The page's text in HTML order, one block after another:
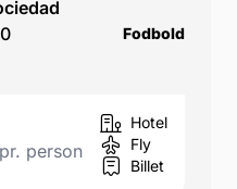
Fodbold
person
Hotel
Fly
Billet